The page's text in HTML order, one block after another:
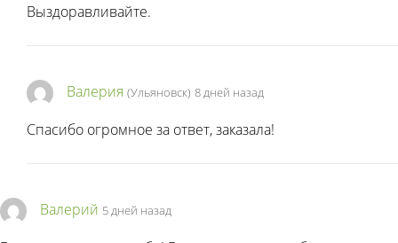
Выздоравливайте.
Валерия (Ульяновск) 8 дней назад
Спасибо огромное за ответ, заказала!
Валерий 5 дней назад